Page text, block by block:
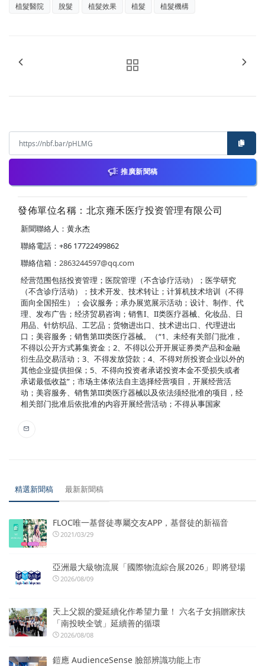
植髮醫院 脫髮 植髮效果 植髮 植髮機構
推廣新聞稿
發佈單位名稱：北京雍禾医疗投资管理有限公司
新聞聯絡人：黄永杰
聯絡電話：+86 17722499862
聯絡信箱： 2863244597@qq.com
经营范围包括投资管理；医院管理（不含诊疗活动）；医学研究
（不含诊疗活动）；技术开发、技术转让；计算机技术培训（不得
面向全国招生）；会议服务；承办展览展示活动；设计、制作、代
理、发布广告；经济贸易咨询；销售I、II类医疗器械、化妆品、日
用品、针纺织品、工艺品；货物进出口、技术进出口、代理进出
口；美容服务；销售第III类医疗器械。（“1、未经有关部门批准，
不得以公开方式募集资金；2、不得以公开开展证券类产品和金融
衍生品交易活动；3、不得发放贷款；4、不得对所投资企业以外的
其他企业提供担保；5、不得向投资者承诺投资本金不受损失或者
承诺最低收益”；市场主体依法自主选择经营项目，开展经营活
动；美容服务、销售第III类医疗器械以及依法须经批准的项目，经
相关部门批准后依批准的内容开展经营活动；不得从事国家
精選新聞稿 最新新聞稿
FLOC唯一基督徒專屬交友APP，基督徒的新福音
2021/03/29
亞洲最大級物流展「國際物流綜合展2026」即將登場
2026/08/09
天上父親的愛延續化作希望力量！ 六名子女捐贈家扶
「南投映全號」延續善的循環
2026/08/08
鎧應 AudienceSense 臉部辨識功能上市